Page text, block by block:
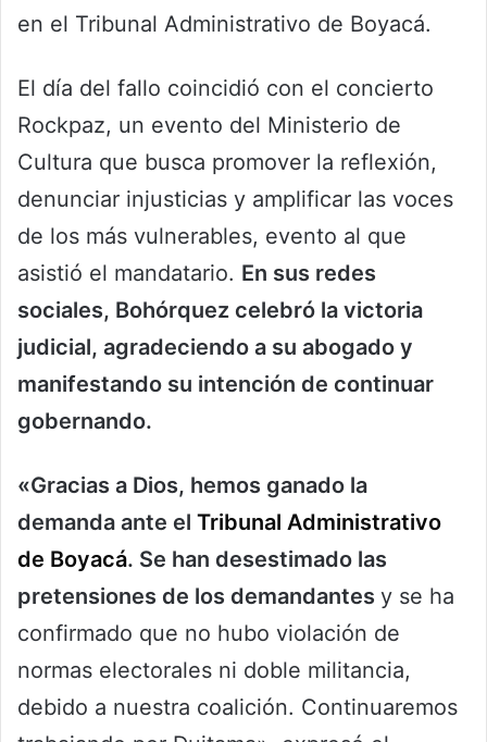
en el Tribunal Administrativo de Boyacá.
El día del fallo coincidió con el concierto
Rockpaz, un evento del Ministerio de
Cultura que busca promover la reflexión,
denunciar injusticias y amplificar las voces
de los más vulnerables, evento al que
asistió el mandatario. En sus redes
sociales, Bohórquez celebró la victoria
judicial, agradeciendo a su abogado y
manifestando su intención de continuar
gobernando.
«Gracias a Dios, hemos ganado la
demanda ante el Tribunal Administrativo
de Boyacá. Se han desestimado las
pretensiones de los demandantes y se ha
confirmado que no hubo violación de
normas electorales ni doble militancia,
debido a nuestra coalición. Continuaremos